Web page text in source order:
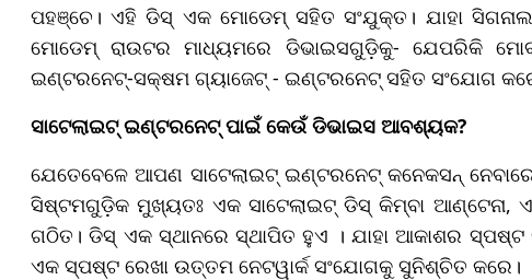
ପହଞ୍ଚେ। ଏହି ଡିସ୍ ଏକ ମୋଡେମ୍ ସହିତ ସଂଯୁକ୍ତ। ଯାହା
ମୋଡେମ୍ ରାଉଟର ମାଧ୍ୟମରେ ଡିଭାଇସଗୁଡ଼ିକୁ- ଯେପରିକି
ଇଣ୍ଟରନେଟ୍-ସକ୍ଷମ ଗ୍ୟାଜେଟ୍ - ଇଣ୍ଟରନେଟ୍ ସହିତ ସଂଯୋଗ
ସାଟେଲାଇଟ୍ ଇଣ୍ଟରନେଟ୍ ପାଇଁ କେଉଁ ଡିଭାଇସ ଆବଶ୍ୟକ?
ଯେତେବେଳେ ଆପଣ ସାଟେଲାଇଟ୍ ଇଣ୍ଟରନେଟ୍ କନେକସନ୍‌
ସିଷ୍ଟମଗୁଡ଼ିକ ମୁଖ୍ୟତଃ ଏକ ସାଟେଲାଇଟ୍ ଡିସ୍ କିମ୍ବା ଆଣ୍ଟେନା,
ଗଠିତ। ଡିସ୍ ଏକ ସ୍ଥାନରେ ସ୍ଥାପିତ ହୁଏ । ଯାହା ଆକାଶର
ଏକ ସ୍ପଷ୍ଟ ରେଖା ଉତ୍ତମ ନେଟୱାର୍କ ସଂଯୋଗକୁ ସୁନିଶ୍ଚିତ କରେ।